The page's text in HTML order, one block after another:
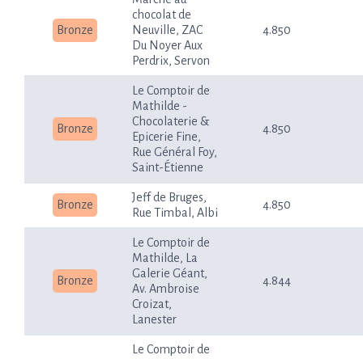
Bronze
chocolat de
Neuville, ZAC
Du Noyer Aux
Perdrix, Servon
4.850
Bronze
Le Comptoir de
Mathilde -
Chocolaterie &
Epicerie Fine,
Rue Général Foy,
Saint-Étienne
4.850
Bronze
Jeff de Bruges,
Rue Timbal, Albi
4.850
Bronze
Le Comptoir de
Mathilde, La
Galerie Géant,
Av. Ambroise
Croizat,
Lanester
4.844
Le Comptoir de